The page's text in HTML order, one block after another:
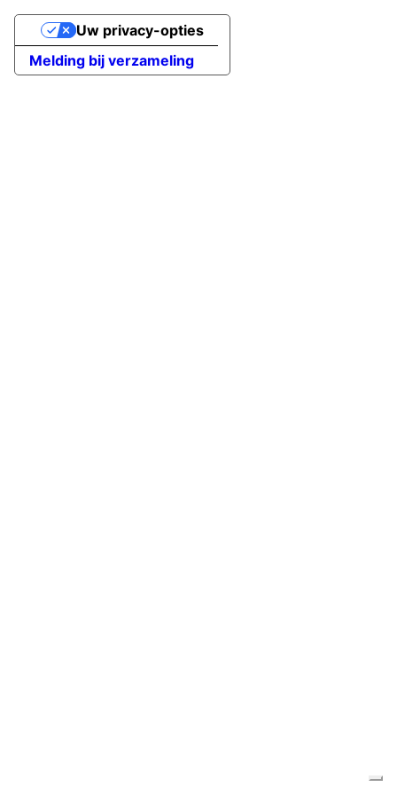
Melding bij verzameling
Uw privacy-opties